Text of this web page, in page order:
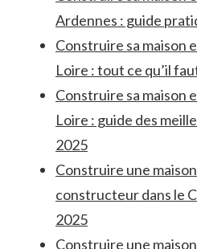
Ardennes : guide
Construire sa maison
Loire : tout ce qu’il
Construire sa maison
Loire : guide des
2025
Construire une
constructeur dans le
2025
Construire une maison